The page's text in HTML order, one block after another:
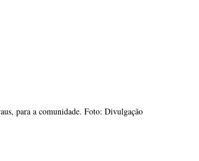
para a comunidade. Foto: Divulgação